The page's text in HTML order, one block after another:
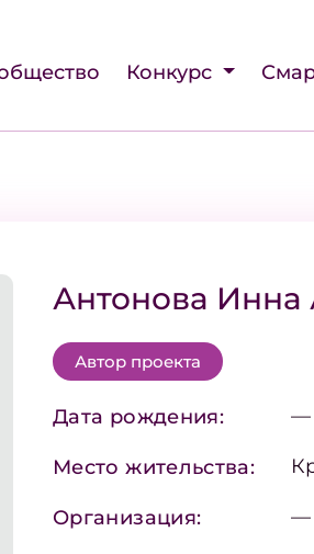
Конкурс
Антонова Инна
Автор проекта
Дата рождения: —
Место жительства:
Организация: —